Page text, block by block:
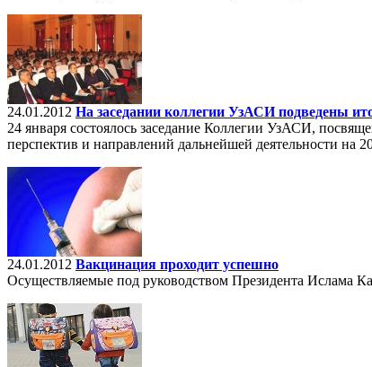
24.01.2012 На заседании коллегии УзАСИ подведены
24 января состоялось заседание Коллегии УзАСИ,
перспектив и направлений дальнейшей деятельности на
24.01.2012 Вакцинация проходит успешно
Осуществляемые под руководством Президента Ислама